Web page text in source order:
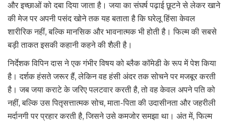
और इच्छाओं को दबा दिया जाता है। जया का संघर्ष पढ़ाई छूटने से लेकर खाने
की मेज पर अपनी पसंद खोने तक यह बताता है कि घरेलू हिंसा केवल
शारीरिक नहीं, बल्कि मानसिक और भावनात्मक भी होती है। फिल्म की सबसे
बड़ी ताकत इसकी कहानी कहने की शैली है।
निर्देशक विपिन दास ने एक गंभीर विषय को ब्लैक कॉमेडी के रूप में पेश किया
है। दर्शक हंसते जरूर हैं, लेकिन वह हंसी अंदर तक सोचने पर मजबूर करती
है। जब जया कराटे के जरिए पलटवार करती है, तो वह केवल अपने पति को
नहीं, बल्कि उस पितृसत्तात्मक सोच, माता-पिता की उदासीनता और जहरीली
मर्दानगी पर प्रहार करती है, जिसने उसे कमजोर समझा था। अंत में, फिल्म